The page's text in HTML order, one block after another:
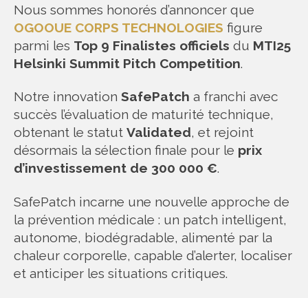
Nous sommes honorés d’annoncer que
OGOOUE CORPS TECHNOLOGIES figure
parmi les Top 9 Finalistes officiels du MTI25
Helsinki Summit Pitch Competition.
Notre innovation SafePatch a franchi avec
succès l’évaluation de maturité technique,
obtenant le statut Validated, et rejoint
désormais la sélection finale pour le prix
d’investissement de 300 000 €.
SafePatch incarne une nouvelle approche de
la prévention médicale : un patch intelligent,
autonome, biodégradable, alimenté par la
chaleur corporelle, capable d’alerter, localiser
et anticiper les situations critiques.